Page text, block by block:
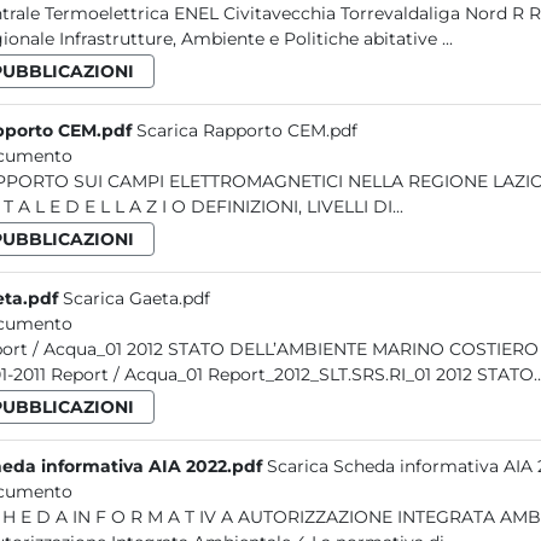
Termoelettrica ENEL Civitavecchia Torrevaldaliga Nord R Rapporto 2012 OSSERVATORIO AMBIENTALE Direzione
Regionale Infrastrutture, Ambiente e Politiche abitative ...
CEM.pdf Scarica Rapporto CEM.pdf
SUI CAMPI ELETTROMAGNETICI NELLA REGIONE LAZIO A G E N Z I A R E G I O N A L E P R O T E Z I O N E A M B I
E N T A L E D E L L A Z I O DEFINIZIONI, LIVELLI DI...
Scarica Gaeta.pdf
DELL’AMBIENTE MARINO COSTIERO DEL GOLFO DI GAETA (LT) DIECI ANNI DI MONITORAGGI:
2001-2011 Report / Acqua_01 Report_2012_SLT.SRS.RI_01 2012
informativa AIA 2022.pdf Scarica Scheda informativa AIA
INTEGRATA AMBIENTALE 06 2022 SOMMARIO Introduzione 3